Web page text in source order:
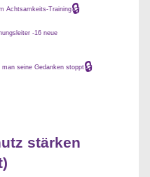
🔒
🔒
stärken